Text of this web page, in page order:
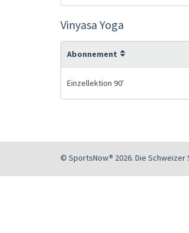
Vinyasa Yoga
Abonnement
Einzellektion 90'
© SportsNow® 2026. Die Schweizer